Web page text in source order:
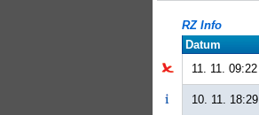
RZ Info
Datum
11. 11. 09:22
10. 11. 18:29